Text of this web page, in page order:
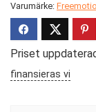
Varumärke:
Priset
finansieras vi